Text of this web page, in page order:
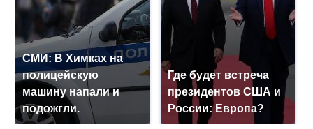
СМИ: В Химках на
полицейскую
машину напали и
подожгли.
Где будет встреча
президентов США и
России: Европа?